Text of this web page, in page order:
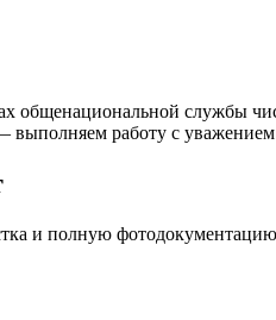
общенациональной службы
выполняем работу с
и полную